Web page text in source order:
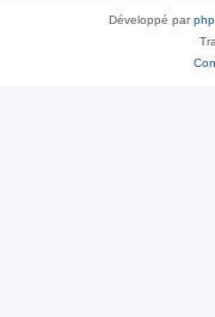
Développé par